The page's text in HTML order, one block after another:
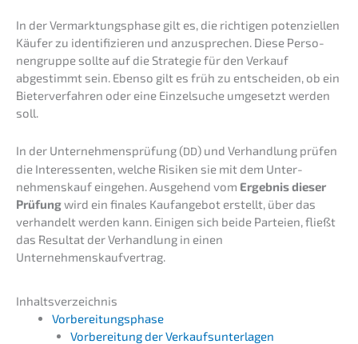
In der Vermark­tungs­pha­se gilt es, die richti­gen poten­zi­el­len
Käufer zu identi­fi­zie­ren und anzuspre­chen. Diese Perso­
nen­grup­pe sollte auf die Strate­gie für den Verkauf
abgestimmt sein. Ebenso gilt es früh zu entschei­den, ob ein
Bieter­ver­fah­ren oder eine Einzel­su­che umgesetzt werden
soll.
In der Unter­neh­mens­prü­fung (DD) und Verhand­lung prüfen
die Inter­es­sen­ten, welche Risiken sie mit dem Unter­
nehmens­kauf einge­hen. Ausge­hend vom Ergeb­nis dieser
Prüfungwird ein finales Kaufan­ge­bot erstellt, über das
verhan­delt werden kann. Einigen sich beide Partei­en, fließt
das Resul­tat der Verhand­lung in einen
Unternehmenskaufvertrag.
Inhalts­ver­zeich­nis
Vorbe­rei­tungs­pha­se
Vorbe­rei­tung der Verkaufsunterlagen